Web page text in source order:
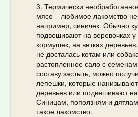
Термически
мясо – любимое лакомство
например, синичек. Обычно
подвешивают на веревочках у
кормушек, на ветках
не досталась котам или
растопленное сало с
составу застыть, можно
лепешки, которые
деревьев или подвешивают
Синицам, поползням и
такое лакомство.